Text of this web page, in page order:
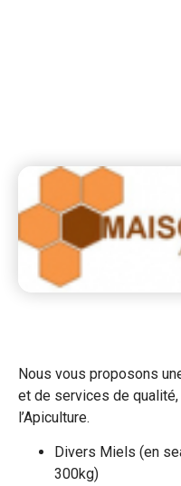
Nous vous proposons
et de services de
l’Apiculture.
Divers Miels (en
300kg)